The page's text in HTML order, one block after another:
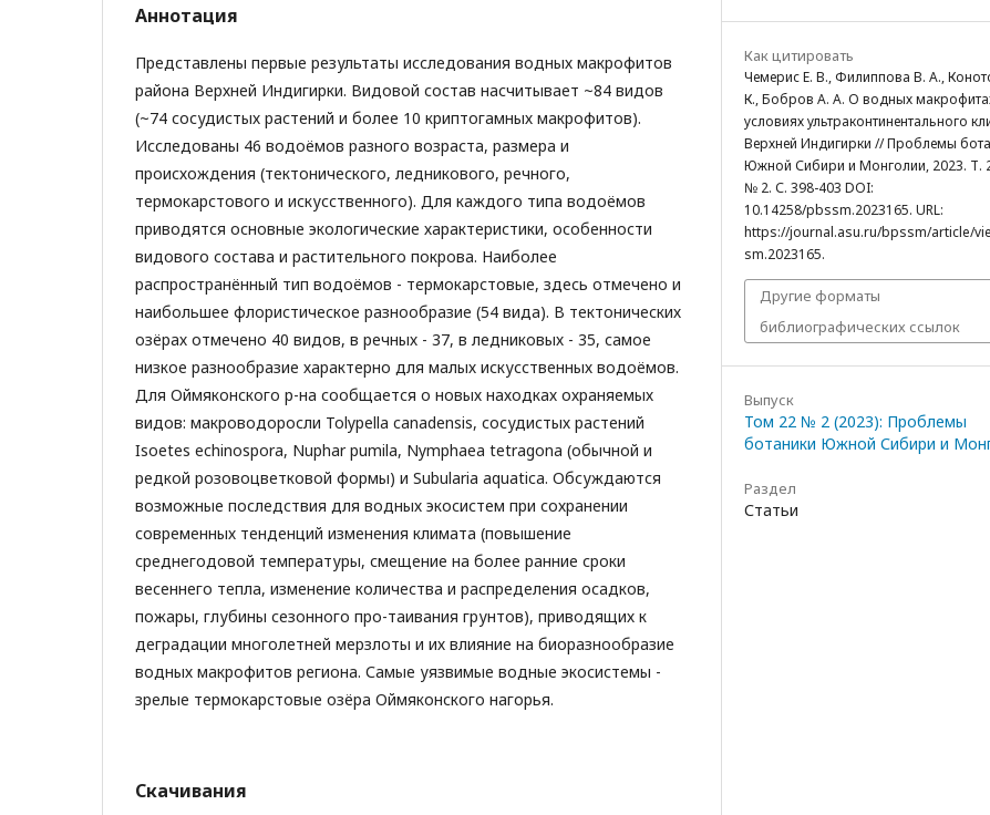
Аннотация
Представлены первые результаты исследования водных макрофитов
района Верхней Индигирки. Видовой состав насчитывает ~84 видов
(~74 сосудистых растений и более 10 криптогамных макрофитов).
Исследованы 46 водоёмов разного возраста, размера и
происхождения (тектонического, ледникового, речного,
термокарстового и искусственного). Для каждого типа водоёмов
приводятся основные экологические характеристики, особенности
видового состава и растительного покрова. Наиболее
распространённый тип водоёмов - термокарстовые, здесь отмечено и
наибольшее флористическое разнообразие (54 вида). В тектонических
озёрах отмечено 40 видов, в речных - 37, в ледниковых - 35, самое
низкое разнообразие характерно для малых искусственных водоёмов.
Для Оймяконского р-на сообщается о новых находках охраняемых
видов: макроводоросли Tolypella canadensis, сосудистых растений
Isoetes echinospora, Nuphar pumila, Nymphaea tetragona (обычной и
редкой розовоцветковой формы) и Subularia aquatica. Обсуждаются
возможные последствия для водных экосистем при сохранении
современных тенденций изменения климата (повышение
среднегодовой температуры, смещение на более ранние сроки
весеннего тепла, изменение количества и распределения осадков,
пожары, глубины сезонного про-таивания грунтов), приводящих к
деградации многолетней мерзлоты и их влияние на биоразнообразие
водных макрофитов региона. Самые уязвимые водные экосистемы -
зрелые термокарстовые озёра Оймяконского нагорья.
Скачивания
Как цитировать
Чемерис Е. В., Филиппова В. А.,
К., Бобров А. А. О водных
условиях ультраконтинентального
Верхней Индигирки // Проблемы
Южной Сибири и Монголии, 2023. Т.
№ 2. С. 398-403 DOI:
10.14258/pbssm.2023165. URL:
https://journal.asu.ru/bpssm/article/
sm.2023165.
Другие форматы
библиографических ссылок
Выпуск
Том 22 № 2 (2023): Проблемы
ботаники Южной Сибири и
Раздел
Статьи